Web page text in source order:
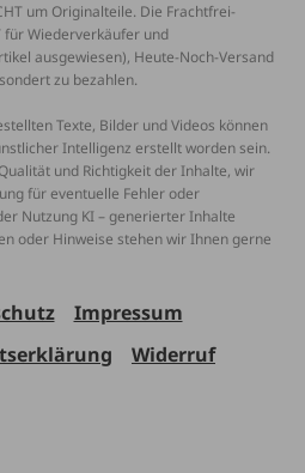
um Originalteile. Die Frachtfrei-
für Wiederverkäufer und
ausgewiesen), Heute-Noch-Versand
zu bezahlen.
Texte, Bilder und Videos können
Intelligenz erstellt worden sein.
und Richtigkeit der Inhalte, wir
für eventuelle Fehler oder
Nutzung KI – generierter Inhalte
oder Hinweise stehen wir Ihnen gerne
Impressum
Widerruf